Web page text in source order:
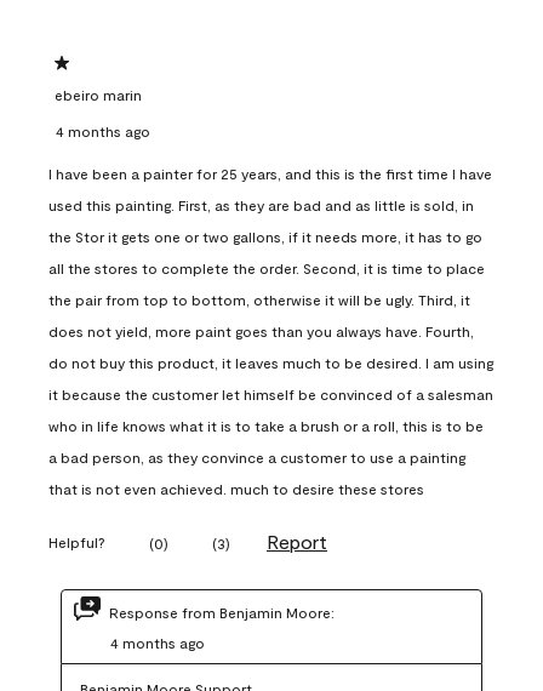
1 out of 5 stars.
ebeiro marin
4 months ago
I have been a painter for 25 years, and this is the first time I have
used this painting. First, as they are bad and as little is sold, in
the Stor it gets one or two gallons, if it needs more, it has to go
all the stores to complete the order. Second, it is time to place
the pair from top to bottom, otherwise it will be ugly. Third, it
does not yield, more paint goes than you always have. Fourth,
do not buy this product, it leaves much to be desired. I am using
it because the customer let himself be convinced of a salesman
who in life knows what it is to take a brush or a roll, this is to be
a bad person, as they convince a customer to use a painting
that is not even achieved. much to desire these stores
Helpful? (0) (3) Report
Response from Benjamin Moore:
4 months ago